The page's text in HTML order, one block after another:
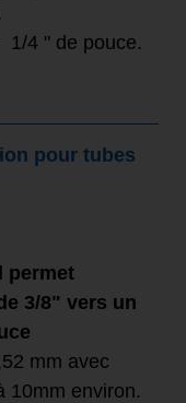
1/4 " de pouce.
pour tubes
permet
3/8" vers un
mm avec
10mm environ.